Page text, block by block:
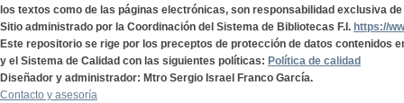
los textos como de las páginas electrónicas, son responsabilidad exclusiva
Sitio administrado por la Coordinación del Sistema de Bibliotecas F.I. https://
Este repositorio se rige por los preceptos de protección de datos contenidos
y el Sistema de Calidad con las siguientes políticas: Política de calidad
Diseñador y administrador: Mtro Sergio Israel Franco García.
Contacto y asesoría